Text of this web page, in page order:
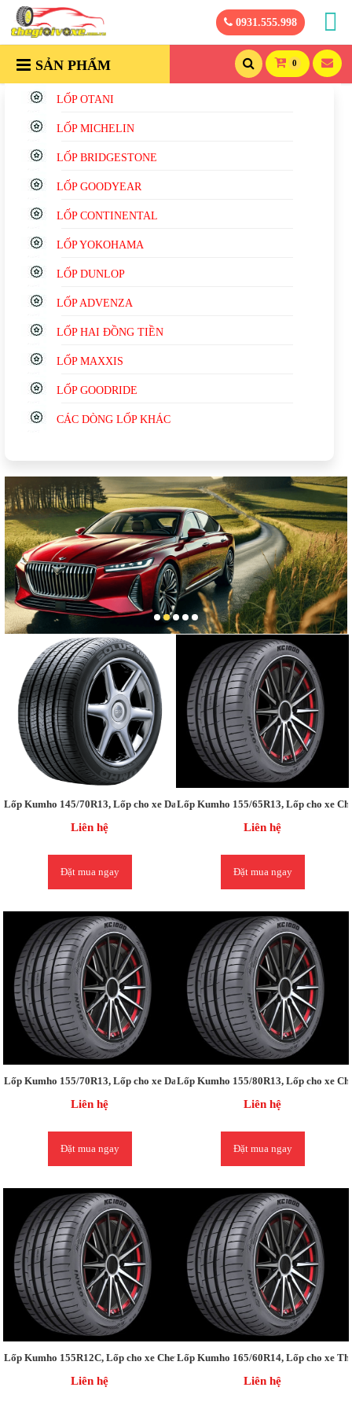
0931.555.998
SẢN PHẨM 0
LỐP OTANI
LỐP MICHELIN
LỐP BRIDGESTONE
LỐP GOODYEAR
LỐP CONTINENTAL
LỐP YOKOHAMA
LỐP DUNLOP
LỐP ADVENZA
LỐP HAI ĐỒNG TIỀN
LỐP MAXXIS
LỐP GOODRIDE
CÁC DÒNG LỐP KHÁC
Lốp Kumho 145/70R13, Lốp cho xe Daewoo MATIZ, Chevrolet Spark,
Liên hệ
Đặt mua ngay
Lốp Kumho 155/65R13, Lốp cho xe
Liên hệ
Đặt mua ngay
Lốp Kumho 155/70R13, Lốp cho xe Daewoo MATIZ, Chevrolet Spark,
Liên hệ
Đặt mua ngay
Lốp Kumho 155/80R13, Lốp cho xe
Liên hệ
Đặt mua ngay
Lốp Kumho 155R12C, Lốp cho xe Chevrolet Spark (old) /
Liên hệ
Lốp Kumho 165/60R14, Lốp cho xe
Liên hệ